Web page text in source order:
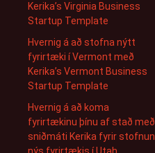
Kerika’s Virginia Business
Startup Template
Hvernig á að stofna nýtt
fyrirtæki í Vermont með
Kerika’s Vermont Business
Startup Template
Hvernig á að koma
fyrirtækinu þínu af stað með
sniðmáti Kerika fyrir stofnun